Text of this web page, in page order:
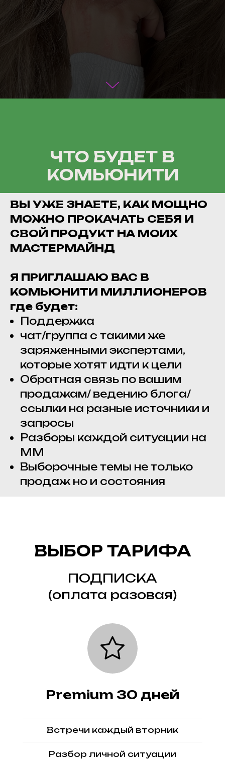
ЧТО БУДЕТ В
КОМЬЮНИТИ
ВЫ УЖЕ ЗНАЕТЕ, КАК МОЩНО
МОЖНО ПРОКАЧАТЬ СЕБЯ И
СВОЙ ПРОДУКТ НА МОИХ
МАСТЕРМАЙНД
Я ПРИГЛАШАЮ ВАС В
КОМЬЮНИТИ МИЛЛИОНЕРОВ
где будет:
Поддержка
чат/группа с такими же
заряженными экспертами,
которые хотят идти к цели
Обратная связь по вашим
продажам/ ведению блога/
ссылки на разные источники и
запросы
Разборы каждой ситуации на
ММ
Выборочные темы не только
продаж но и состояния
ВЫБОР ТАРИФА
ПОДПИСКА
(оплата разовая)
Premium 30 дней
Встречи каждый вторник
Разбор личной ситуации